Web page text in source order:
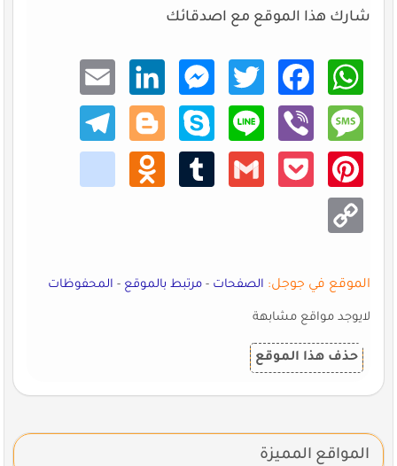
شارك هذا الموقع مع اصدقائك
What
sApp
Faceb
ook
Twitt
er
Mess
enger
Linke
dIn
Email
Mess
age
Viber
Line
Skype
Blogg
er
Teleg
ram
Pinte
rest
Pocke
Gmail
Tumb
Odno
klass
niki
Copy
Link
الموقع في جوجل: الصفحات-مرتبط بالموقع-المحفوظات
لايوجد مواقع مشابهة
حذف هذا الموقع
المواقع المميزة